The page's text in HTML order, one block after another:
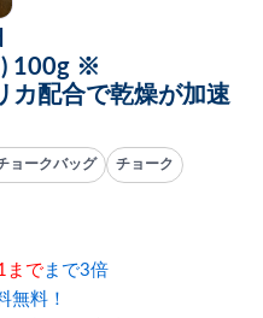
) 100g ※
配合で乾燥が加速
ョークバッグ チョーク
まで まで3倍
無料！